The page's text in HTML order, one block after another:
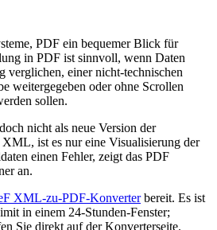
PDF ein bequemer Blick für
in PDF ist sinnvoll, wenn Daten
verglichen, einer nicht-technischen
weitergegeben oder ohne Scrollen
sollen.
nicht als neue Version der
XML, ist es nur eine Visualisierung der
einen Fehler, zeigt das PDF
an.
XML-zu-PDF-Konverterbereit. Es ist
in einem 24-Stunden-Fenster;
Sie direkt auf der Konverterseite.